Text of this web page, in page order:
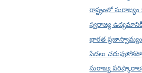
రాష్ట్రంలో సురాజ్యం
స్వరాజ్య
భారత
పేదలు
సురాజ్య